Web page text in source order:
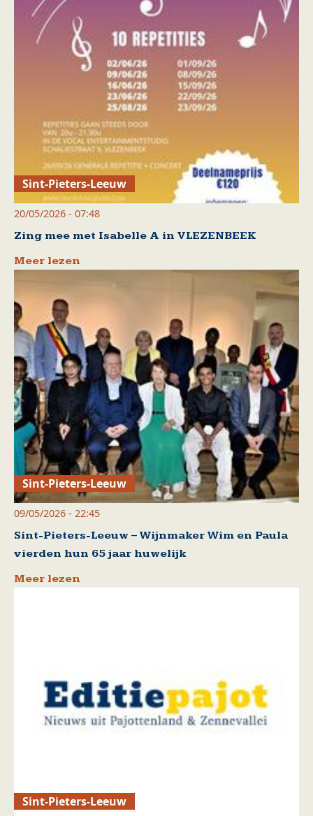
Sint-Pieters-Leeuw
20/05/2026 - 07:48
Zing mee met Isabelle A in VLEZENBEEK
Meer lezen
Sint-Pieters-Leeuw
09/05/2026 - 22:45
Sint-Pieters-Leeuw – Wijnmaker Wim en Paula
vierden hun 65 jaar huwelijk
Meer lezen
Sint-Pieters-Leeuw